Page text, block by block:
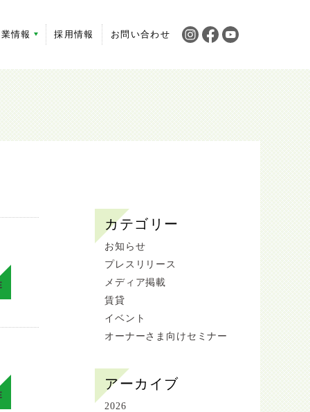
情報 採用情報 お問い合わせ
カテゴリー
お知らせ
プレスリリース
メディア掲載
賃貸
イベント
オーナーさま向けセミナー
アーカイブ
2026